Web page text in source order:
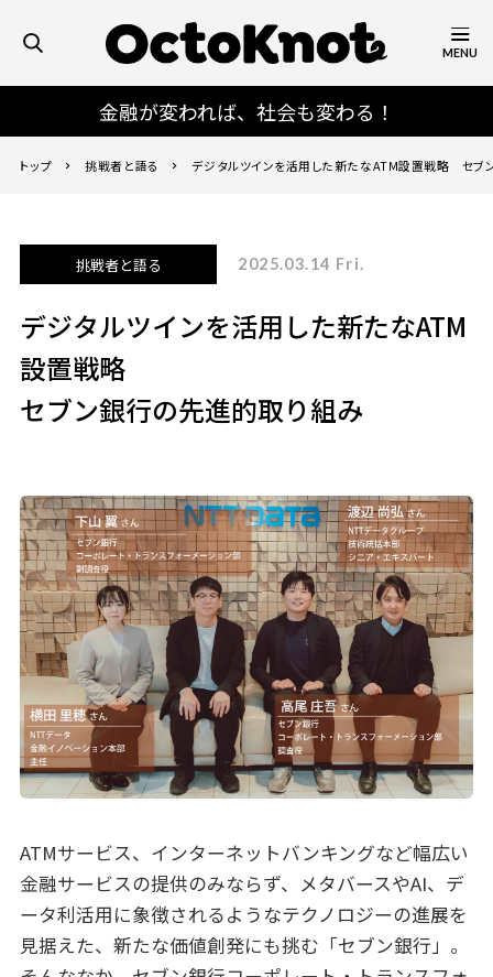
金融が変われば、社会も変わる！
MENU
トップ 挑戦者と語る デジタルツインを活用した新たなATM設置戦略 セブ
挑戦者と語る 2025.03.14 Fri.
デジタルツインを活用した新たなATM
設置戦略
セブン銀行の先進的取り組み
ATMサービス、インターネットバンキングなど幅広い
金融サービスの提供のみならず、メタバースやAI、デ
ータ利活用に象徴されるようなテクノロジーの進展を
見据えた、新たな価値創発にも挑む「セブン銀行」。